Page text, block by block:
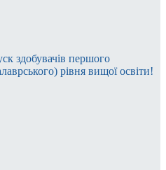
здобувачів першого
рівня вищої освіти!